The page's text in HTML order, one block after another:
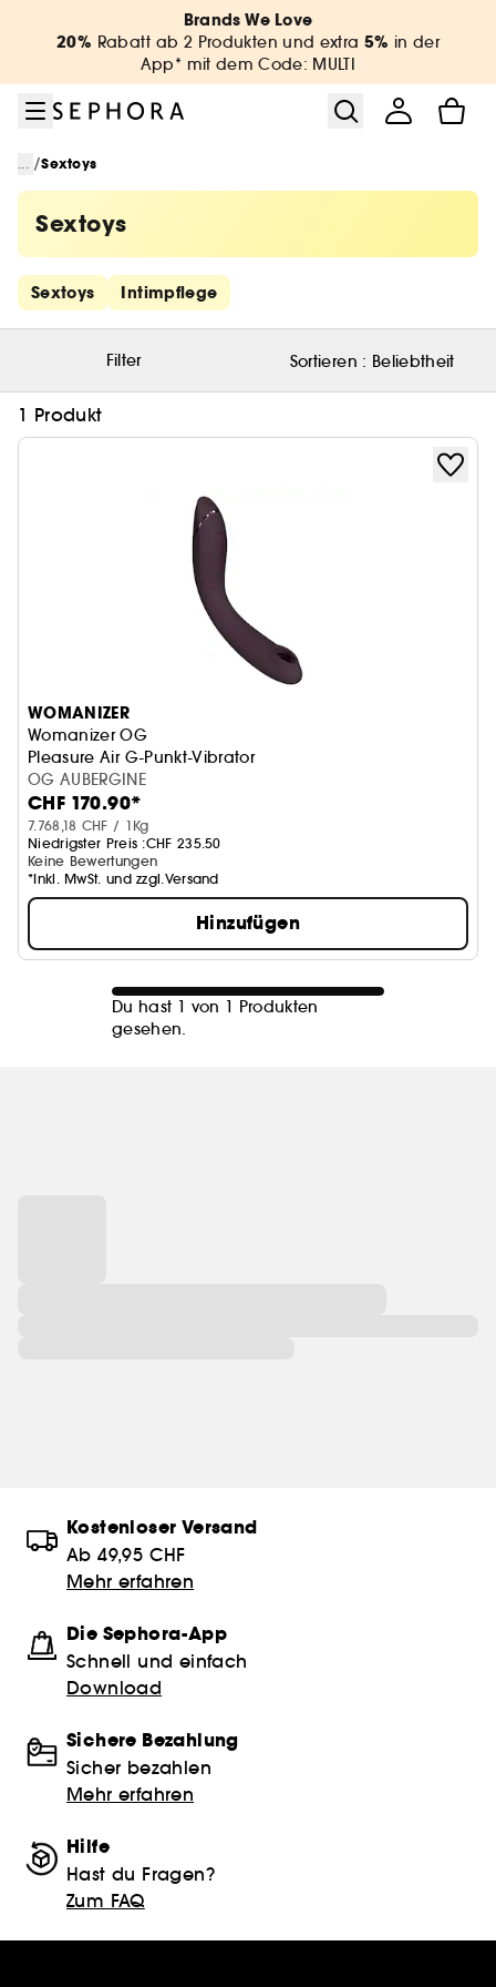
Brands We Love
20% Rabatt ab 2 Produkten und extra 5% in der
App* mit dem Code: MULTI
... /Sextoys
Sextoys
Schnelllinks überspringen
Sextoys Intimpflege
Filter Sortieren : Beliebtheit
1 Produkt
WOMANIZER
Womanizer OG
Pleasure Air G-Punkt-Vibrator
OG AUBERGINE
CHF 170.90*
7.768,18 CHF / 1Kg
Niedrigster Preis :CHF 235.50
Keine Bewertungen
*Inkl. MwSt. und zzgl.Versand
Hinzufügen
Du hast 1 von 1 Produkten
gesehen.
Kostenloser Versand
Ab 49,95 CHF
Mehr erfahren
Die Sephora-App
Schnell und einfach
Download
Sichere Bezahlung
Sicher bezahlen
Mehr erfahren
Hilfe
Hast du Fragen?
Zum FAQ